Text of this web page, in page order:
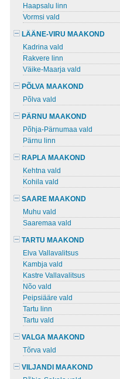
Haapsalu linn
Vormsi vald
LÄÄNE-VIRU MAAKOND
Kadrina vald
Rakvere linn
Väike-Maarja vald
PÕLVA MAAKOND
Põlva vald
PÄRNU MAAKOND
Põhja-Pärnumaa vald
Pärnu linn
RAPLA MAAKOND
Kehtna vald
Kohila vald
SAARE MAAKOND
Muhu vald
Saaremaa vald
TARTU MAAKOND
Elva Vallavalitsus
Kambja vald
Kastre Vallavalitsus
Nõo vald
Peipsiääre vald
Tartu linn
Tartu vald
VALGA MAAKOND
Tõrva vald
VILJANDI MAAKOND